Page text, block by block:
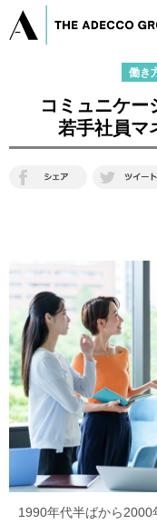
働き
コミュニケー
若手社員マ
1990年代半ばから2000